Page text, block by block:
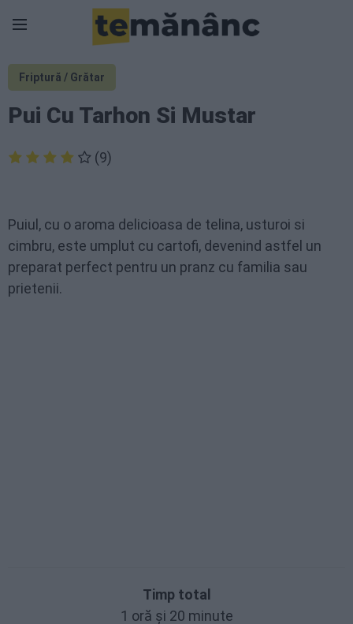
Friptură / Grătar
Pui Cu Tarhon Si Mustar
(9)
Puiul, cu o aroma delicioasa de telina, usturoi si
cimbru, este umplut cu cartofi, devenind astfel un
preparat perfect pentru un pranz cu familia sau
prietenii.
Timp total
1 oră și 20 minute